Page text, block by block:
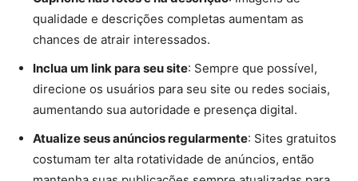
qualidade e descrições completas aumentam as
chances de atrair interessados.
Inclua um link para seu site: Sempre que possível,
direcione os usuários para seu site ou redes sociais,
aumentando sua autoridade e presença digital.
Atualize seus anúncios regularmente: Sites gratuitos
costumam ter alta rotatividade de anúncios, então